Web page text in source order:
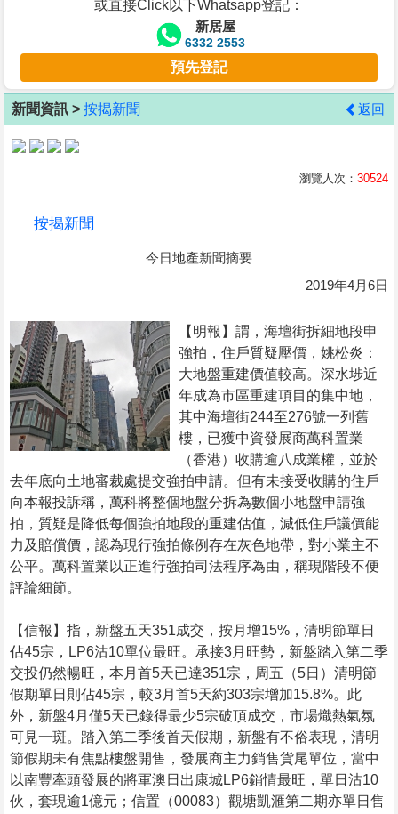
客
地
產
置
業
手
冊
於
我
們
或直接Click以下Whatsapp登記：
新居屋
6332 2553
預先登記
新聞資訊 > 按揭新聞 返回
瀏覽人次： 30524
按揭新聞
今日地產新聞摘要
2019年4月6日
【明報】謂，海壇街拆細地段申
強拍，住戶質疑壓價，姚松炎：
大地盤重建價值較高。深水埗近
年成為市區重建項目的集中地，
其中海壇街244至276號一列舊
樓，已獲中資發展商萬科置業
（香港）收購逾八成業權，並於
去年底向土地審裁處提交強拍申請。但有未接受收購的住戶
向本報投訴稱，萬科將整個地盤分拆為數個小地盤申請強
拍，質疑是降低每個強拍地段的重建估值，減低住戶議價能
力及賠償價，認為現行強拍條例存在灰色地帶，對小業主不
公平。萬科置業以正進行強拍司法程序為由，稱現階段不便
評論細節。
【信報】指，新盤五天351成交，按月增15%，清明節單日
佔45宗，LP6沽10單位最旺。承接3月旺勢，新盤踏入第二季
交投仍然暢旺，本月首5天已達351宗，周五（5日）清明節
假期單日則佔45宗，較3月首5天約303宗增加15.8%。此
外，新盤4月僅5天已錄得最少5宗破頂成交，市場熾熱氣氛
可見一斑。踏入第二季後首天假期，新盤有不俗表現，清明
節假期未有焦點樓盤開售，發展商主力銷售貨尾單位，當中
以南豐牽頭發展的將軍澳日出康城LP6銷情最旺，單日沽10
伙，套現逾1億元；信置（00083）觀塘凱滙第二期亦單日售